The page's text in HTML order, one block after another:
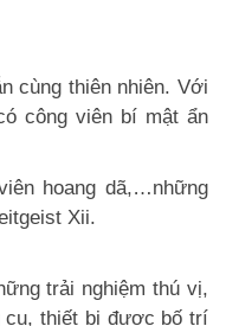
cùng thiên nhiên. Với
công viên bí mật ẩn
hoang dã,…những
Xii.
trải nghiệm thú vị,
thiết bị được bố trí